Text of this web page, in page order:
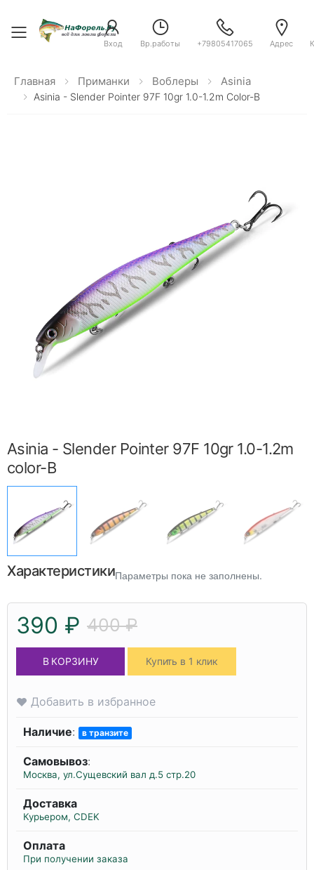
Toggle menu
Вход Вр.работы +79805417065 Адрес
Главная Приманки Воблеры Asinia
Asinia - Slender Pointer 97F 10gr 1.0-1.2m Color-B
Asinia - Slender Pointer 97F 10gr 1.0-1.2m
color-B
ХарактеристикиПараметры пока не заполнены.
390 ₽ 400 ₽
В КОРЗИНУ Купить в 1 клик
Добавить в избранное
Наличие: в транзите
Самовывоз:
Москва, ул.Сущевский вал д.5 стр.20
Доставка
Курьером, CDEK
Оплата
При получении заказа